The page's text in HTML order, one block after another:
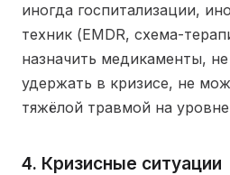
иногда госпитализации,
техник (EMDR, схема-
назначить медикаменты,
удержать в кризисе, не
тяжёлой травмой на
4. Кризисные ситуации